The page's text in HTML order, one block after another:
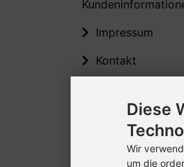
Impressum
Kontakt
Lieferzeit
Informationen
Diese
Wir
um die